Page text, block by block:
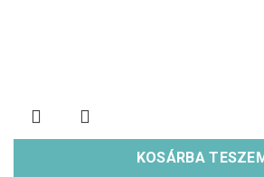
KOSÁRBA